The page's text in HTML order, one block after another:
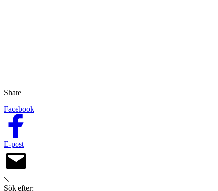
Share
Facebook
E-post
Sök efter: